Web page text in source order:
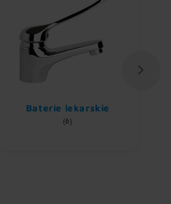
Baterie lekarskie
(6)